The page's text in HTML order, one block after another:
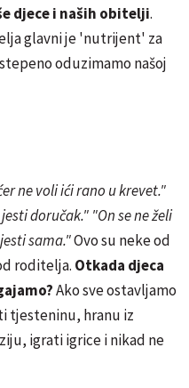
djece i naših obitelji.
glavni je 'nutrijent' za
oduzimamo našoj
ne voli ići rano u krevet."
doručak." "On se ne želi
sama."Ovo su neke od
roditelja. Otkada djeca
Ako sve ostavljamo
tjesteninu, hranu iz
igrati igrice i nikad ne